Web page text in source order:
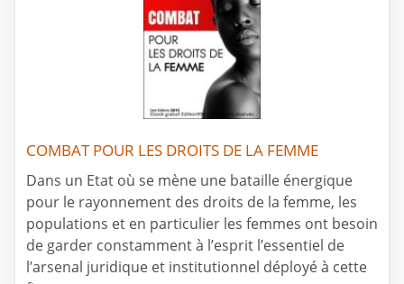
COMBAT POUR LES DROITS DE LA FEMME
Dans un Etat où se mène une bataille énergique
pour le rayonnement des droits de la femme, les
populations et en particulier les femmes ont besoin
de garder constamment à l’esprit l’essentiel de
l’arsenal juridique et institutionnel déployé à cette